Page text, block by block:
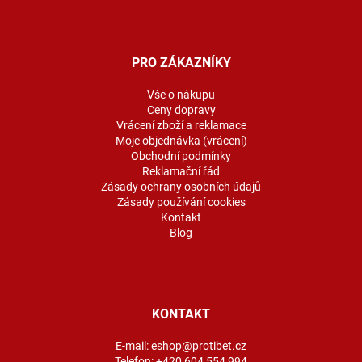
PRO ZÁKAZNÍKY
Vše o nákupu
Ceny dopravy
Vrácení zboží a reklamace
Moje objednávka (vrácení)
Obchodní podmínky
Reklamační řád
Zásady ochrany osobních údajů
Zásady používání cookies
Kontakt
Blog
KONTAKT
E-mail:eshop@protibet.cz